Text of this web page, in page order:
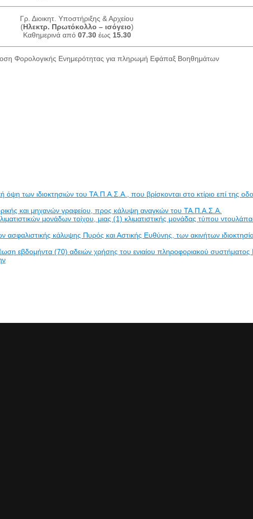
Γρ. Διοικητ. Υποστήριξης & Αρχείου
(Ηλεκτρ. Πρωτόκολλο – ισόγειο)
Καθημερινά από 07.30έως 15.30
Φορολογικής Ενημερότητας για πληρωμή Εφάπαξ Βοηθημάτων
των ιδιοκτησιών του ΤΑ.Π.Α.Σ.Α., που βρίσκονται στο κτίριο επί της
και μηχανών γραφείου, προς κάλυψη αναγκών του ΤΑ.Π.Α.Σ.Α.
μονάδων τοίχου, μιας (1) κλιματιστικής μονάδας τύπου
κάλυψης Πυρός και Αστικής Ευθύνης, των ακινήτων
εβδομήντα (70) αδειών χρήσης του ενιαίου πληροφοριακού